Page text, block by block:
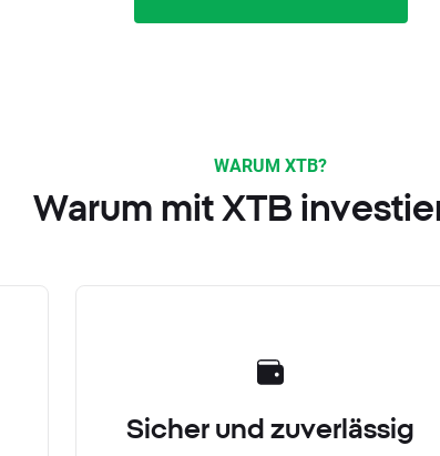
WARUM XTB?
Warum mit XTB
Sicher und zuverlässig